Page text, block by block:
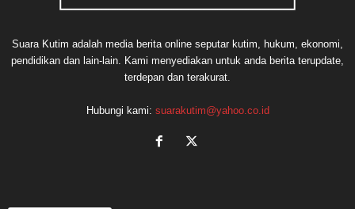
Suara Kutim adalah media berita online seputar kutim, hukum, ekonomi,
pendidikan dan lain-lain. Kami menyediakan untuk anda berita terupdate,
terdepan dan terakurat.
Hubungi kami: suarakutim@yahoo.co.id